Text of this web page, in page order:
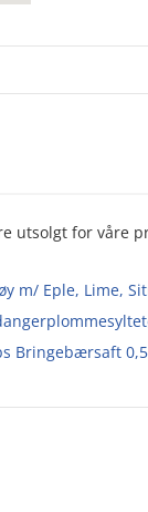
utsolgt for våre
m/ Eple, Lime,
Bringebærsaft